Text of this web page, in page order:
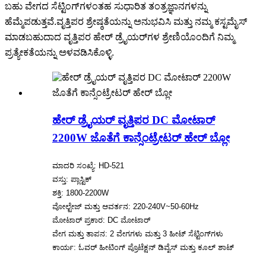
ಬಹು ವೇಗದ ಸೆಟ್ಟಿಂಗ್‌ಗಳಂತಹ ಸುಧಾರಿತ ತಂತ್ರಜ್ಞಾನಗಳನ್ನು
ಹೆಮ್ಮೆಪಡುತ್ತವೆ.ವೃತ್ತಿಪರ ಶ್ರೇಷ್ಠತೆಯನ್ನು ಅನುಭವಿಸಿ ಮತ್ತು ನಮ್ಮ ಕಸ್ಟಮೈಸ್
ಮಾಡಬಹುದಾದ ವೃತ್ತಿಪರ ಹೇರ್ ಡ್ರೈಯರ್‌ಗಳ ಶ್ರೇಣಿಯೊಂದಿಗೆ ನಿಮ್ಮ
ಪ್ರತ್ಯೇಕತೆಯನ್ನು ಅಳವಡಿಸಿಕೊಳ್ಳಿ.
ಹೇರ್ ಡ್ರೈಯರ್ ವೃತ್ತಿಪರ DC ಮೋಟಾರ್
2200W ಜೊತೆಗೆ ಕಾನ್ಸೆಂಟ್ರೇಟರ್ ಹೇರ್ ಬ್ಲೋ
ಮಾದರಿ ಸಂಖ್ಯೆ: HD-521
ವಸ್ತು: ಪ್ಲಾಸ್ಟಿಕ್
ಶಕ್ತಿ: 1800-2200W
ವೋಲ್ಟೇಜ್ ಮತ್ತು ಆವರ್ತನ: 220-240V~50-60Hz
ಮೋಟಾರ್ ಪ್ರಕಾರ: DC ಮೋಟಾರ್
ವೇಗ ಮತ್ತು ತಾಪನ: 2 ವೇಗಗಳು ಮತ್ತು 3 ಹೀಟ್ ಸೆಟ್ಟಿಂಗ್‌ಗಳು
ಕಾರ್ಯ: ಓವರ್ ಹೀಟಿಂಗ್ ಪ್ರೊಟೆಕ್ಷನ್ ಡಿವೈಸ್ ಮತ್ತು ಕೂಲ್ ಶಾಟ್